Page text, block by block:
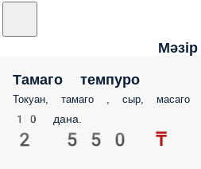
Мәзір
Тамаго темпуро
Токуан, тамаго , сыр, масаго
10 дана.
2 550 ₸